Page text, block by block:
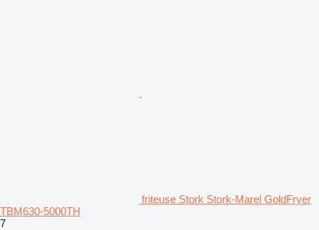
friteuse Stork Stork-Marel GoldFryer
TBM630-5000TH
7